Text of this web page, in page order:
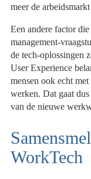
meer de
Een andere factor
management-
de tech-oplossingen
User Experience
mensen ook echt
werken. Dat gaat
van de nieuwe
WorkTech